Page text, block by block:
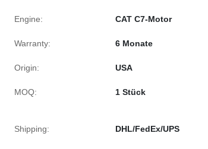
Engine: CAT C7-Motor
Warranty: 6 Monate
Origin: USA
MOQ: 1 Stück
Shipping: DHL/FedEx/UPS